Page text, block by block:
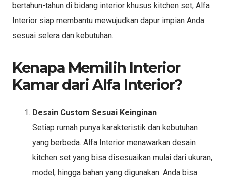
bertahun-tahun di bidang interior khusus kitchen set, Alfa
Interior siap membantu mewujudkan dapur impian Anda
sesuai selera dan kebutuhan.
Kenapa Memilih Interior
Kamar dari Alfa Interior?
Desain Custom Sesuai Keinginan
Setiap rumah punya karakteristik dan kebutuhan
yang berbeda. Alfa Interior menawarkan desain
kitchen set yang bisa disesuaikan mulai dari ukuran,
model, hingga bahan yang digunakan. Anda bisa